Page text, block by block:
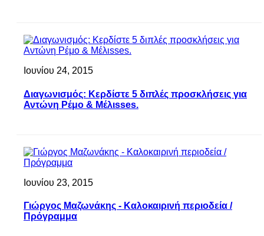
Ιουνίου 24, 2015
Διαγωνισμός: Κερδίστε 5 διπλές προσκλήσεις για
Αντώνη Ρέμο & Μέλιsses.
Ιουνίου 23, 2015
Γιώργος Μαζωνάκης - Καλοκαιρινή περιοδεία /
Πρόγραμμα